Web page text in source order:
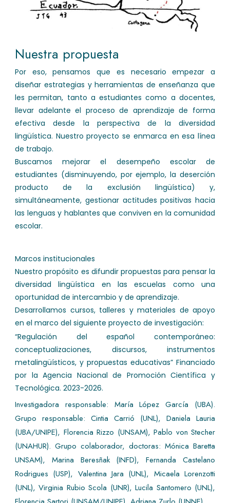
Nuestra propuesta
Por eso, pensamos que es necesario empezar a
diseñar estrategias y herramientas de enseñanza que
les permitan, tanto a estudiantes como a docentes,
llevar adelante el proceso de aprendizaje de forma
efectiva desde la perspectiva de la diversidad
lingüística. Nuestro proyecto se enmarca en esa línea
de trabajo.
Buscamos mejorar el desempeño escolar de
estudiantes (disminuyendo, por ejemplo, la deserción
producto de la exclusión lingüística) y,
simultáneamente, gestionar actitudes positivas hacia
las lenguas y hablantes que conviven en la comunidad
escolar.
Marcos institucionales
Nuestro propósito es difundir propuestas para pensar la
diversidad lingüística en las escuelas como una
oportunidad de intercambio y de aprendizaje.
Desarrollamos cursos, talleres y materiales de apoyo
en el marco del siguiente proyecto de investigación:
“Regulación del español contemporáneo:
conceptualizaciones, discursos, instrumentos
metalingüísticos, y propuestas educativas” Financiado
por la Agencia Nacional de Promoción Científica y
Tecnológica. 2023-2026.
Investigadora responsable: María López García (UBA).
Grupo responsable: Cintia Carrió (UNL), Daniela Lauria
(UBA/UNIPE), Florencia Rizzo (UNSAM), Pablo von Stecher
(UNAHUR). Grupo colaborador, doctoras: Mónica Baretta
UNSAM), Marina Beresñak (INFD), Fernanda Castelano
Rodrigues (USP), Valentina Jara (UNL), Micaela Lorenzotti
(UNL), Virginia Rubio Scola (UNR), Lucila Santomero (UNL),